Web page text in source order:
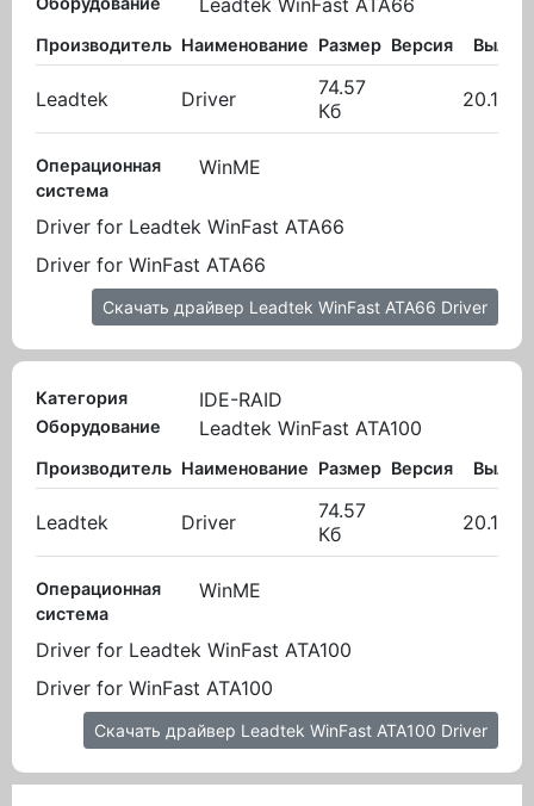
Leadtek WinFast ATA66
Производитель Наименование Размер Версия
Leadtek Driver
74.57
Кб
Операционная
система
WinME
Driver for Leadtek WinFast ATA66
Driver for WinFast ATA66
Скачать драйвер Leadtek WinFast ATA66 Driver
Категория IDE-RAID
Оборудование Leadtek WinFast ATA100
Производитель Наименование Размер Версия
Leadtek Driver
74.57
Кб
Операционная
система
WinME
Driver for Leadtek WinFast ATA100
Driver for WinFast ATA100
Скачать драйвер Leadtek WinFast ATA100 Driver